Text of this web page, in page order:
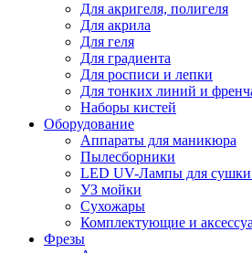
Для акригеля, полигеля
Для акрила
Для геля
Для градиента
Для росписи и лепки
Для тонких линий и
Наборы кистей
Оборудование
Аппараты для маникюра
Пылесборники
LED UV-Лампы для сушки
УЗ мойки
Сухожары
Комплектующие и
Фрезы